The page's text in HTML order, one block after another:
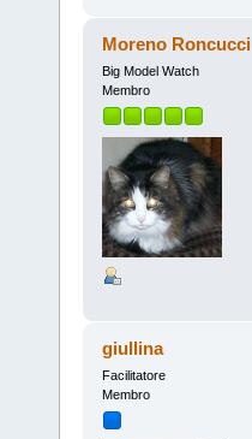
Moreno Roncucci
Big Model Watch
Membro
giullina
Facilitatore
Membro